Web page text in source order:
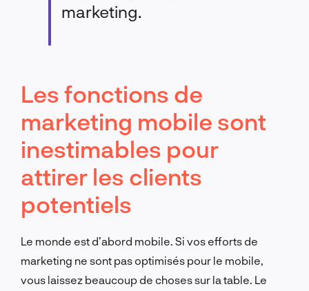
marketing.
Les fonctions de
marketing mobile sont
inestimables pour
attirer les clients
potentiels
Le monde est d’abord mobile. Si vos efforts de
marketing ne sont pas optimisés pour le mobile,
vous laissez beaucoup de choses sur la table. Le